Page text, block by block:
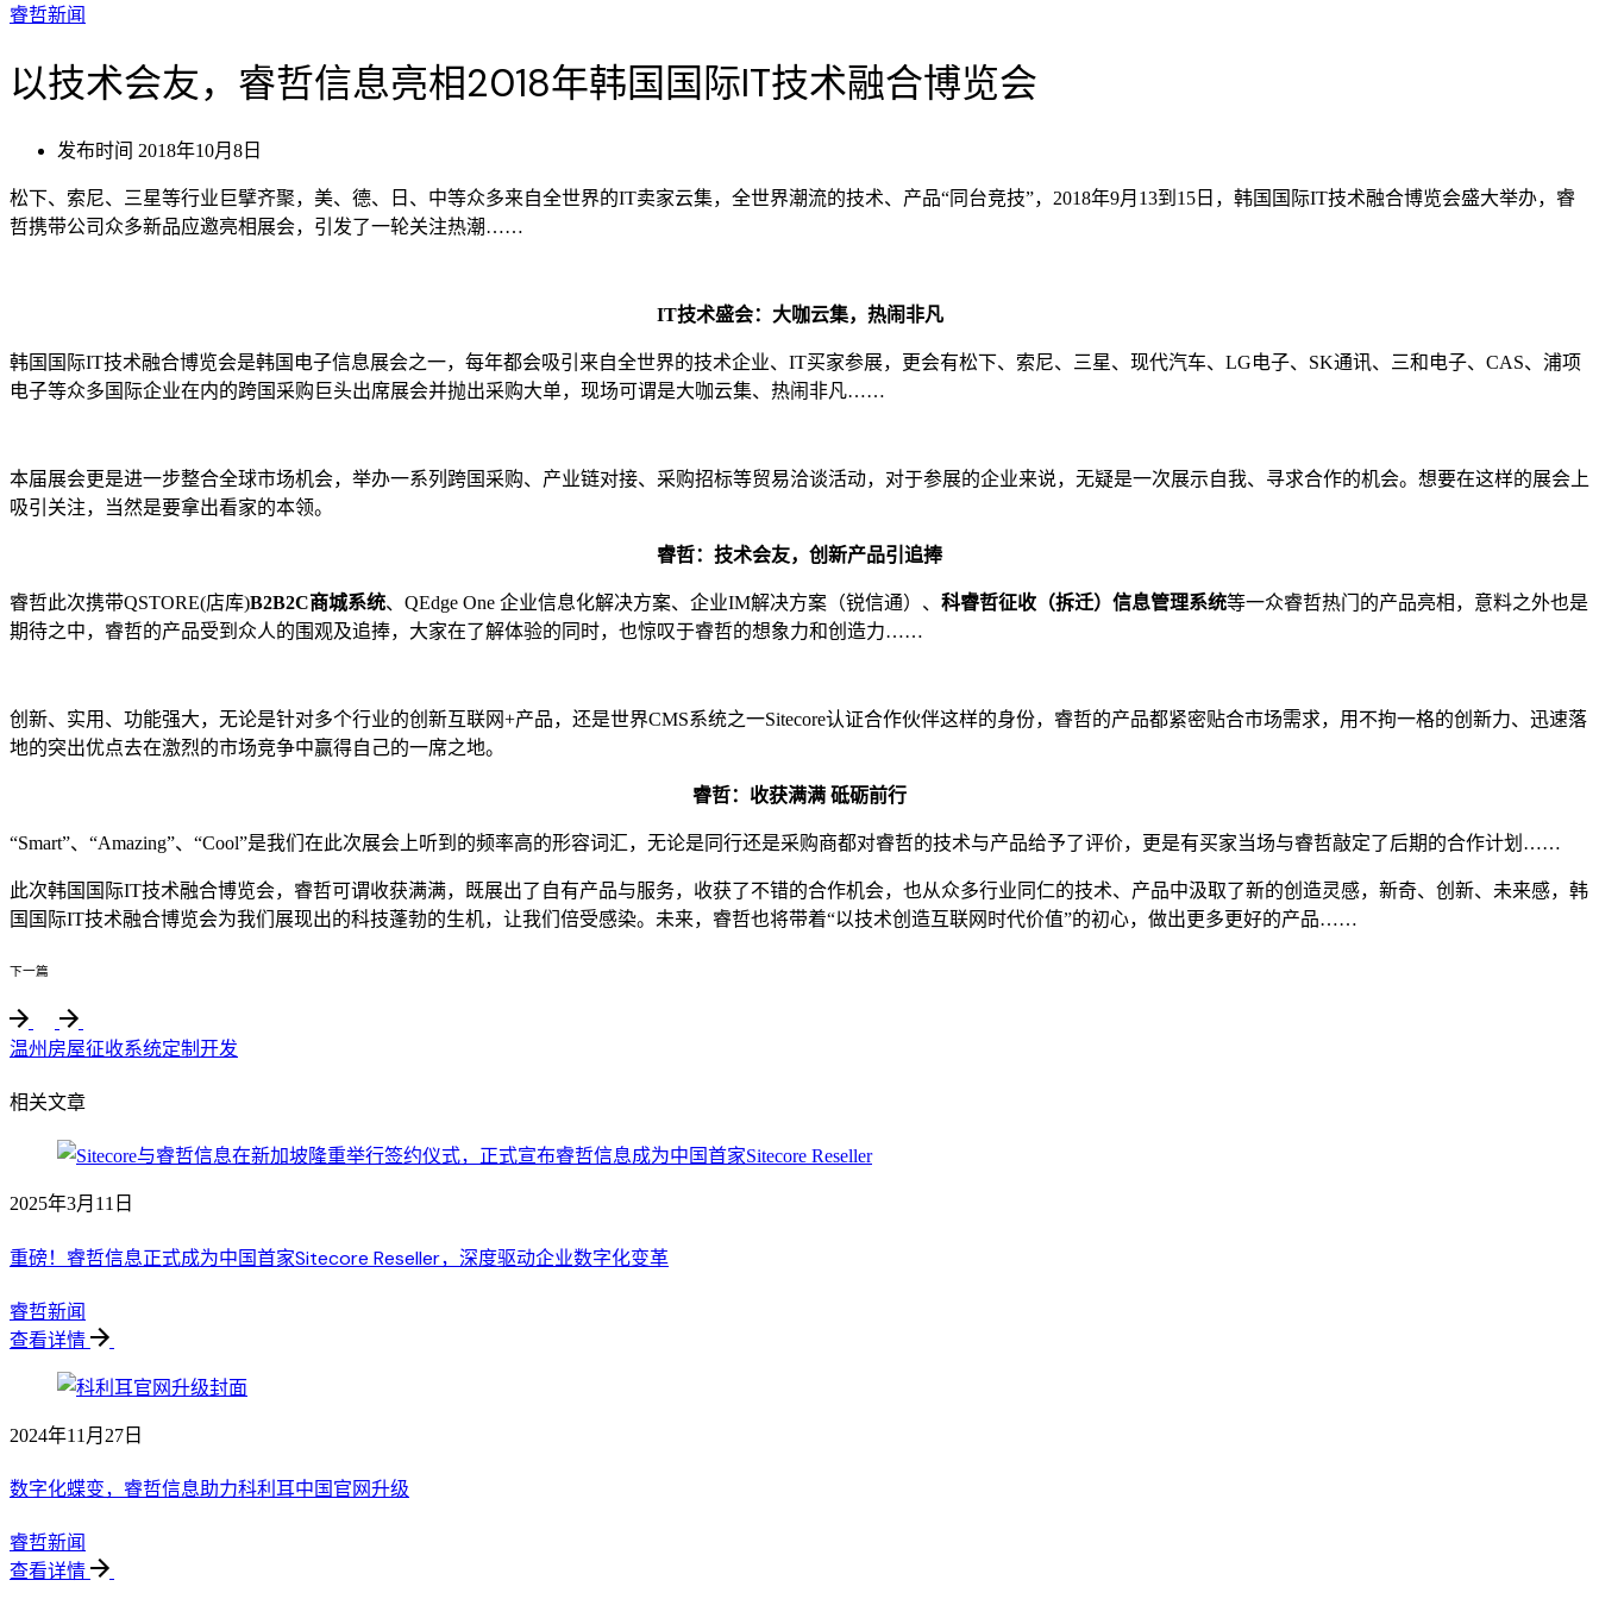
睿哲新闻
以技术会友，睿哲信息亮相2018年韩国国际IT技术融合博览会
发布时间 2018年10月8日
松下、索尼、三星等行业巨擘齐聚，美、德、日、中等众多来自全世界的IT卖家云集，全世界潮流的技术、产品“同台竞技”，2018年9月13到15日，韩国国际IT技术融合博览会盛大举办，睿
哲携带公司众多新品应邀亮相展会，引发了一轮关注热潮……
IT技术盛会：大咖云集，热闹非凡
韩国国际IT技术融合博览会是韩国电子信息展会之一，每年都会吸引来自全世界的技术企业、IT买家参展，更会有松下、索尼、三星、现代汽车、LG电子、SK通讯、三和电子、CAS、浦项
电子等众多国际企业在内的跨国采购巨头出席展会并抛出采购大单，现场可谓是大咖云集、热闹非凡……
本届展会更是进一步整合全球市场机会，举办一系列跨国采购、产业链对接、采购招标等贸易洽谈活动，对于参展的企业来说，无疑是一次展示自我、寻求合作的机会。想要在这样的展会上
吸引关注，当然是要拿出看家的本领。
睿哲：技术会友，创新产品引追捧
睿哲此次携带QSTORE(店库)B2B2C商城系统、QEdge One 企业信息化解决方案、企业IM解决方案（锐信通）、 科睿哲征收（拆迁）信息管理系统等一众睿哲热门的产品亮相，意料之外也是
期待之中，睿哲的产品受到众人的围观及追捧，大家在了解体验的同时，也惊叹于睿哲的想象力和创造力……
创新、实用、功能强大，无论是针对多个行业的创新互联网+产品，还是世界CMS系统之一Sitecore认证合作伙伴这样的身份，睿哲的产品都紧密贴合市场需求，用不拘一格的创新力、迅速落
地的突出优点去在激烈的市场竞争中赢得自己的一席之地。
睿哲：收获满满 砥砺前行
“Smart”、“Amazing”、“Cool”是我们在此次展会上听到的频率高的形容词汇，无论是同行还是采购商都对睿哲的技术与产品给予了评价，更是有买家当场与睿哲敲定了后期的合作计划……
此次韩国国际IT技术融合博览会，睿哲可谓收获满满，既展出了自有产品与服务，收获了不错的合作机会，也从众多行业同仁的技术、产品中汲取了新的创造灵感，新奇、创新、未来感，韩
国国际IT技术融合博览会为我们展现出的科技蓬勃的生机，让我们倍受感染。未来，睿哲也将带着“以技术创造互联网时代价值”的初心，做出更多更好的产品……
下一篇
温州房屋征收系统定制开发
相关文章
2025年3月11日
重磅！睿哲信息正式成为中国首家Sitecore Reseller，深度驱动企业数字化变革
睿哲新闻
查看详情
2024年11月27日
数字化蝶变，睿哲信息助力科利耳中国官网升级
睿哲新闻
查看详情